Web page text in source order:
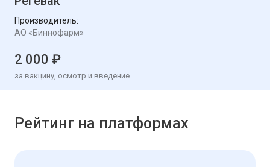
Производитель:
АО «Биннофарм»
2 000 ₽
за вакцину, осмотр и введение
Рейтинг на платформах